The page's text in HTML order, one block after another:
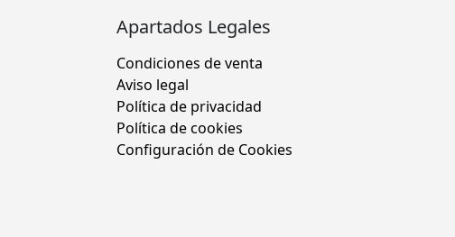
Apartados Legales
Condiciones de venta
Aviso legal
Política de privacidad
Política de cookies
Configuración de Cookies